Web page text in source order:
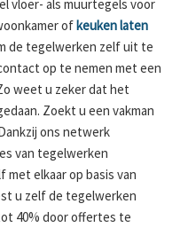
vloer- als muurtegels voor
of keuken laten
de tegelwerken zelf uit te
op te nemen met een
weet u zeker dat het
Zoekt u een vakman
ons netwerk
van tegelwerken
elkaar op basis van
u zelf de tegelwerken
40% door offertes te